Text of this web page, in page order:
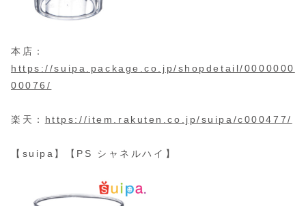
本店：
https://suipa.package.co.jp/shopdetail/0000000
00076/
楽天： https://item.rakuten.co.jp/suipa/c000477/
【suipa】【PS シャネルハイ】